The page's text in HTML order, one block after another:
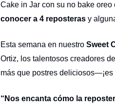
Cake in Jar con su no bake oreo
conocer a 4 reposteras y
Esta semana en nuestro Sweet
Ortiz, los talentosos creadores
más que postres deliciosos—¡es
“Nos encanta cómo la